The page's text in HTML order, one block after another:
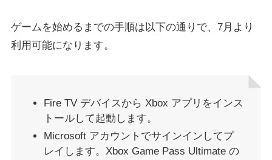
ゲームを始めるまでの手順は以下の通りで、7月より
利用可能になります。
Fire TV デバイスから Xbox アプリをインス
トールして起動します。
Microsoft アカウントでサインインしてプ
レイします。Xbox Game Pass Ultimate の